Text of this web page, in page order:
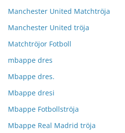
Manchester United Matchtröja
Manchester United tröja
Matchtröjor Fotboll
mbappe dres
Mbappe dres.
Mbappe dresi
Mbappe Fotbollströja
Mbappe Real Madrid tröja